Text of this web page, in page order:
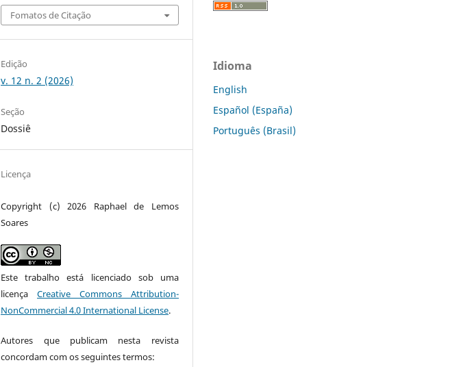
Fomatos de Citação
Edição
v. 12 n. 2 (2026)
Seção
Dossiê
Licença
Copyright (c) 2026 Raphael de Lemos
Soares
Este trabalho está licenciado sob uma
licençaCreative Commons Attribution-
NonCommercial 4.0 International License.
Autores que publicam nesta revista
concordam com os seguintes termos:
Idioma
English
Español (España)
Português (Brasil)